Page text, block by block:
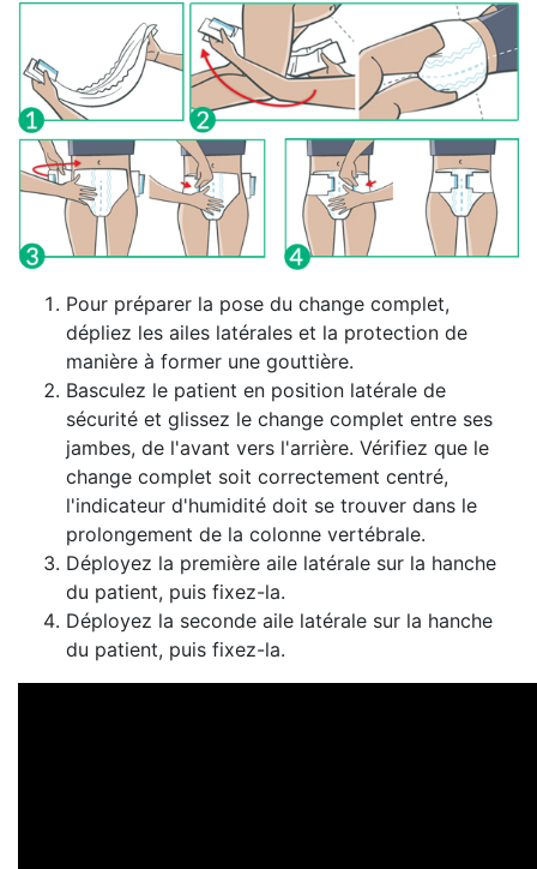
Pour préparer la pose du change complet,
dépliez les ailes latérales et la protection de
manière à former une gouttière.
Basculez le patient en position latérale de
sécurité et glissez le change complet entre ses
jambes, de l'avant vers l'arrière. Vérifiez que le
change complet soit correctement centré,
l'indicateur d'humidité doit se trouver dans le
prolongement de la colonne vertébrale.
Déployez la première aile latérale sur la hanche
du patient, puis fixez-la.
Déployez la seconde aile latérale sur la hanche
du patient, puis fixez-la.